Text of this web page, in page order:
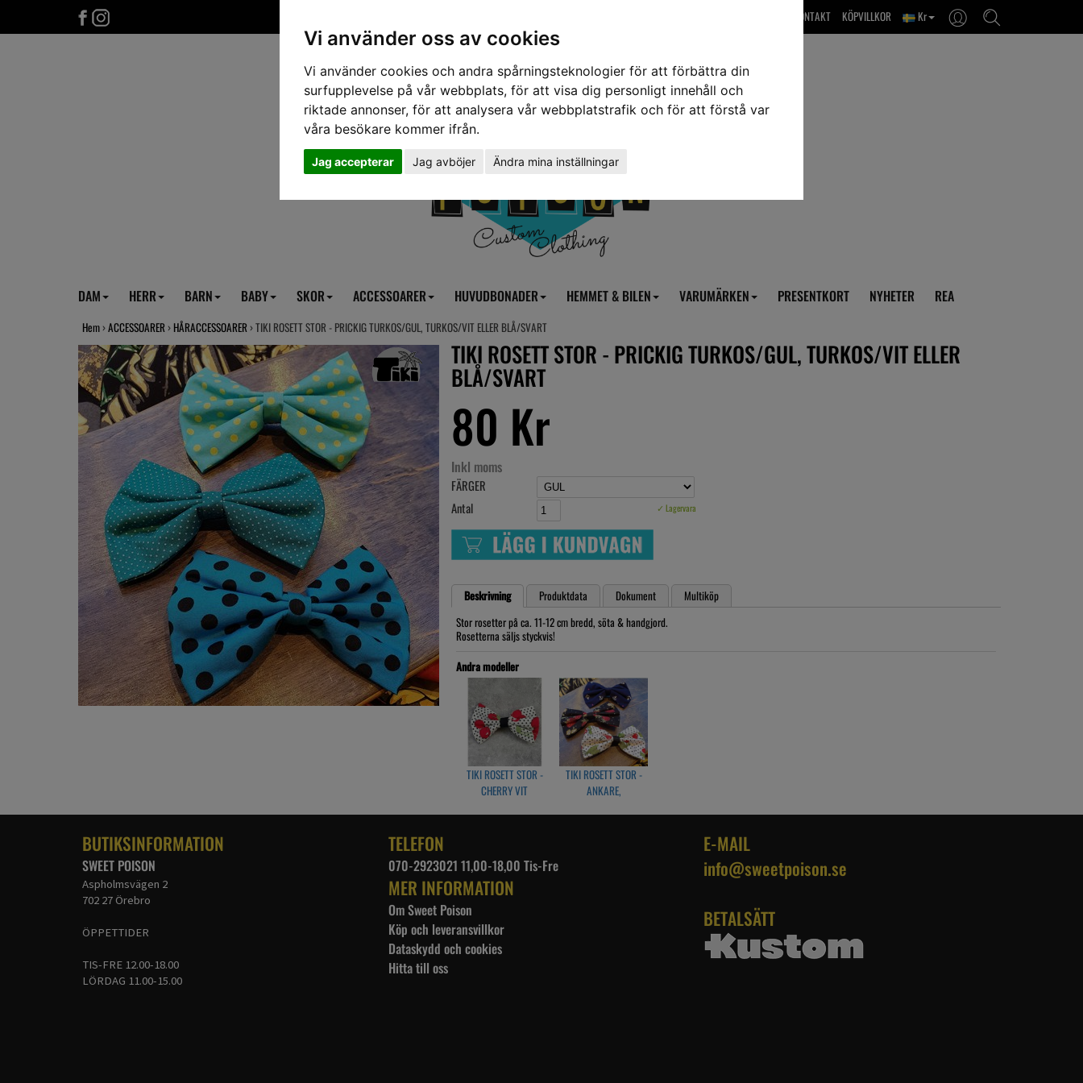
Vi använder oss av cookies
Vi använder cookies och andra spårningsteknologier för att förbättra din
surfupplevelse på vår webbplats, för att visa dig personligt innehåll och
riktade annonser, för att analysera vår webbplatstrafik och för att förstå var
våra besökare kommer ifrån.
Jag accepterar Jag avböjer Ändra mina inställningar
Kr
KÖPVILLKOR
OM OSS & KONTAKT
DAM HERR BARN BABY SKOR ACCESSOARER HUVUDBONADER HEMMET & BILEN VARUMÄRKEN PRESENTKORT NYHETER REA
Hem ›ACCESSOARER › HÅRACCESSOARER › TIKI ROSETT STOR - PRICKIG TURKOS/GUL, TURKOS/VIT ELLER BLÅ/SVART
TIKI ROSETT STOR - PRICKIG TURKOS/GUL, TURKOS/VIT ELLER
BLÅ/SVART
80 Kr
Inkl moms
FÄRGER
Antal
✓ Lagervara
Beskrivning Produktdata Dokument
Multiköp
Stor rosetter på ca. 11-12 cm bredd, söta & handgjord.
Rosetterna säljs styckvis!
Andra modeller
TIKI ROSETT STOR -
CHERRY VIT
TIKI ROSETT STOR -
ANKARE,
BUTIKSINFORMATION
SWEET POISON
Aspholmsvägen 2
702 27 Örebro
ÖPPETTIDER
TIS-FRE 12.00-18.00
LÖRDAG 11.00-15.00
TELEFON
070-2923021 11,00-18,00 Tis-Fre
MER INFORMATION
Om Sweet Poison
Köp och leveransvillkor
Dataskydd och cookies
Hitta till oss
E-MAIL
info@sweetpoison.se
BETALSÄTT